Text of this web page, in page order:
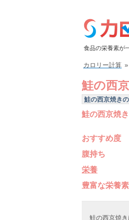
食品の栄養素が
カロリー計算 »
鮭の西
鮭の西京焼き
鮭の西京焼
おすすめ度
腹持ち
栄養
豊富な栄養素
鮭の西京焼